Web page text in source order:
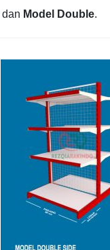
dan Model Double.